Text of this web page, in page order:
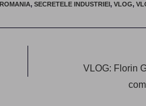
ROMANIA, SECRETELE INDUSTRIEI , VLOG,
VLOG: Florin